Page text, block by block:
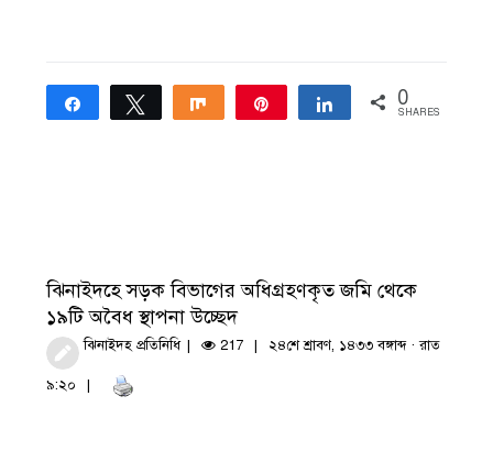
Share Tweet Share Share 0
SHARES
ঝিনাইদহে সড়ক বিভাগের অধিগ্রহণকৃত জমি থেকে
১৯টি অবৈধ স্থাপনা উচ্ছেদ
ঝিনাইদহ প্রতিনিধি 217 ২৪শে শ্রাবণ, ১৪৩৩ বঙ্গাব্দ · রাত
৯:২০